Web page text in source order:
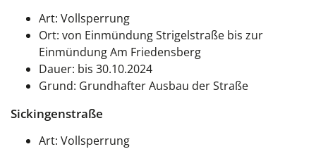
Art: Vollsperrung
Ort: von Einmündung Strigelstraße bis zur
Einmündung Am Friedensberg
Dauer: bis 30.10.2024
Grund: Grundhafter Ausbau der Straße
Sickingenstraße
Art: Vollsperrung